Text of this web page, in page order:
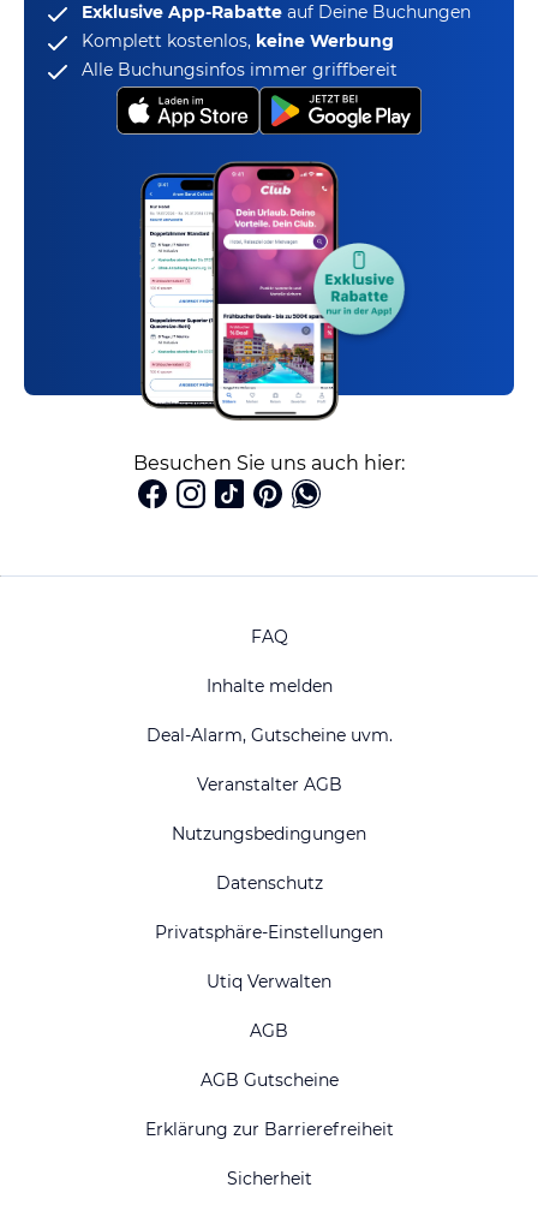
Exklusive App-Rabatte auf Deine Buchungen
Komplett kostenlos, keine Werbung
Alle Buchungsinfos immer griffbereit
Besuchen Sie uns auch hier:
FAQ
Inhalte melden
Deal-Alarm, Gutscheine uvm.
Veranstalter AGB
Nutzungsbedingungen
Datenschutz
Privatsphäre-Einstellungen
Utiq Verwalten
AGB
AGB Gutscheine
Erklärung zur Barrierefreiheit
Sicherheit